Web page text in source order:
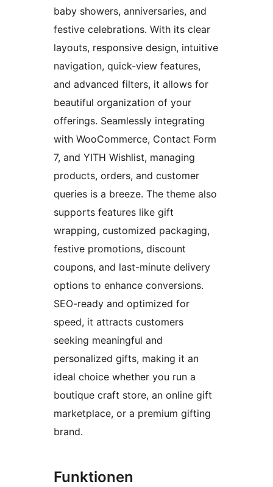
baby showers, anniversaries, and
festive celebrations. With its clear
layouts, responsive design, intuitive
navigation, quick-view features,
and advanced filters, it allows for
beautiful organization of your
offerings. Seamlessly integrating
with WooCommerce, Contact Form
7, and YITH Wishlist, managing
products, orders, and customer
queries is a breeze. The theme also
supports features like gift
wrapping, customized packaging,
festive promotions, discount
coupons, and last-minute delivery
options to enhance conversions.
SEO-ready and optimized for
speed, it attracts customers
seeking meaningful and
personalized gifts, making it an
ideal choice whether you run a
boutique craft store, an online gift
marketplace, or a premium gifting
brand.
Funktionen